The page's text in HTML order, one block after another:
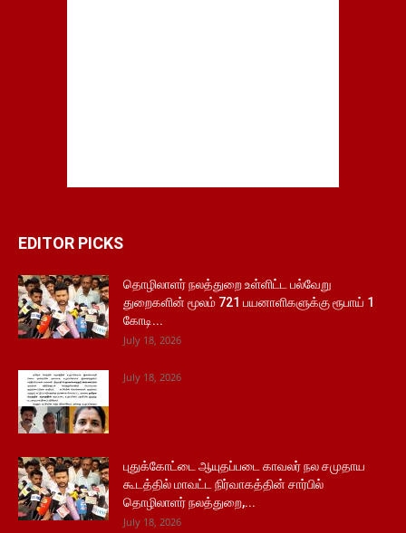
EDITOR PICKS
தொழிலாளர் நலத்துறை உள்ளிட்ட பல்வேறு
துறைகளின் மூலம் 721 பயனாளிகளுக்கு ரூபாய் 1
கோடி...
July 18, 2026
July 18, 2026
புதுக்கோட்டை ஆயுதப்படை காவலர் நல சமுதாய
கூடத்தில் மாவட்ட நிர்வாகத்தின் சார்பில்
தொழிலாளர் நலத்துறை,...
July 18, 2026